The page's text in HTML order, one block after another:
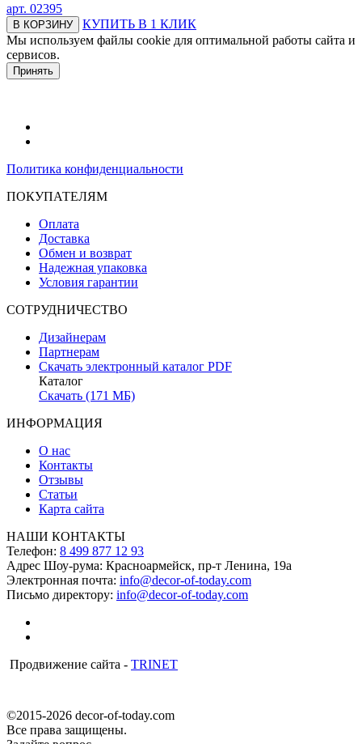
арт. 02395
В КОРЗИНУ
КУПИТЬ В 1 КЛИК
Мы используем файлы cookie для оптимальной работы сайта и
сервисов.
Принять
Политика конфиденциальности
ПОКУПАТЕЛЯМ
Оплата
Доставка
Обмен и возврат
Надежная упаковка
Условия гарантии
СОТРУДНИЧЕСТВО
Дизайнерам
Партнерам
Скачать электронный каталог PDF
Каталог
Скачать (171 МБ)
ИНФОРМАЦИЯ
О нас
Контакты
Отзывы
Статьи
Карта сайта
НАШИ КОНТАКТЫ
Телефон: 8 499 877 12 93
Адрес Шоу-рума: Красноармейск, пр-т Ленина, 19а
Электронная почта: info@decor-of-today.com
Письмо директору: info@decor-of-today.com
Продвижение сайта - TRINET
©2015-2026 decor-of-today.com
Все права защищены.